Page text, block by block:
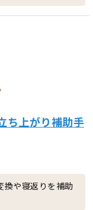
ち上がり補助手
換や寝返りを補助